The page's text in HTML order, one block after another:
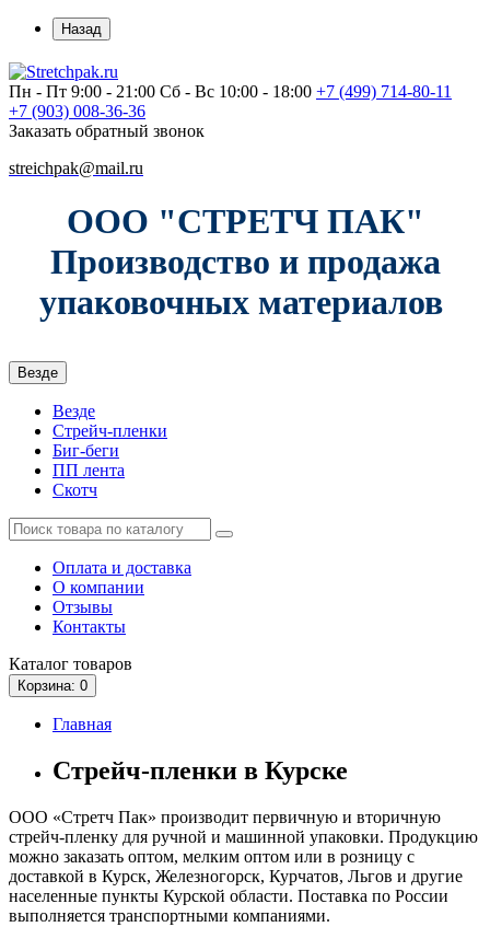
Назад
Пн - Пт 9:00 - 21:00 Сб - Вс 10:00 - 18:00 +7 (499) 714-80-11
+7 (903) 008-36-36
Заказать обратный звонок
streichpak@mail.ru
ООО "СТРЕТЧ ПАК"
Производство и продажа
упаковочных материалов
Везде
Везде
Стрейч-пленки
Биг-беги
ПП лента
Скотч
Оплата и доставка
О компании
Отзывы
Контакты
Каталог товаров
Корзина: 0
Главная
Стрейч-пленки в Курске
ООО «Стретч Пак» производит первичную и вторичную
стрейч-пленку для ручной и машинной упаковки. Продукцию
можно заказать оптом, мелким оптом или в розницу с
доставкой в Курск, Железногорск, Курчатов, Льгов и другие
населенные пункты Курской области. Поставка по России
выполняется транспортными компаниями.